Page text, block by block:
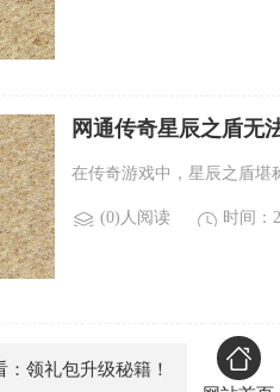
网通传奇星辰之盾无
在传奇游戏中，星辰之盾堪
(0)人阅读 时间：
领礼包升级秘籍！